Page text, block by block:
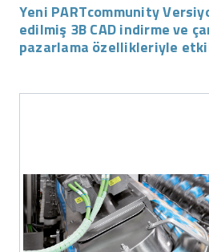
Yeni PARTcommunity
edilmiş 3B CAD indirme ve
pazarlama özellikleriyle